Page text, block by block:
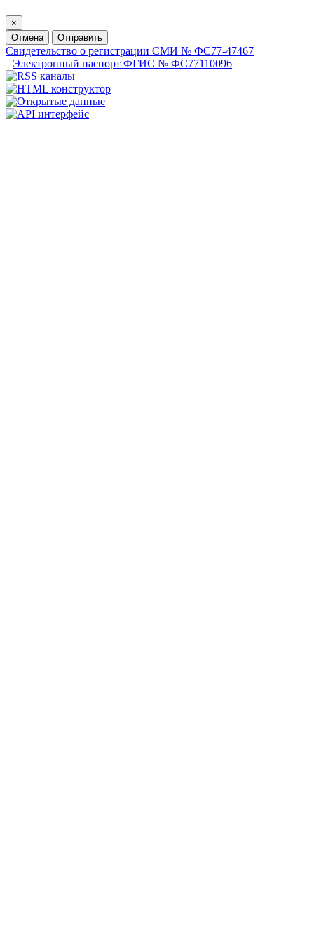
×
Отмена
Отправить
Свидетельство о регистрации СМИ № ФС77-47467
Электронный паспорт ФГИС № ФС77110096